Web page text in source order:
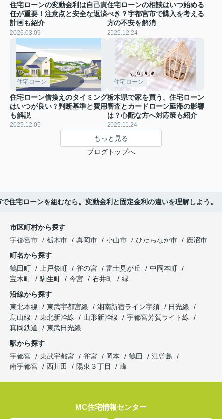
住宅ローンの変動金利は自己責
任が重要！注意点と安全な返済
計画も紹介
2026.03.09
住宅ローンの相談はいつ始める
べき？宇都宮市で購入を考える
方の不安を解消
2025.12.24
住宅ローン
住宅ローン借換えのタイミング
はいつが良い？判断基準と費用
も解説
2025.12.05
住宅ローン
栃木県で家を買う。住宅ローン
審査とカードローン延滞の影響
は？心配な方へ対応策も紹介
2025.11.24
もっと見る
ブログトップへ
住宅ローンを組むなら。変動金利と固定金利の違いを理解しよう。
市区町村から探す
宇都宮市
栃木市 真岡市 小山市 ひたちなか市
鹿沼市
町名から探す
鶴田町
上戸祭町 雀の宮 富士見が丘
中岡本町
宝木町
駒生町 今宮 石井町
緑
沿線から探す
東北本線
東武宇都宮線 湘南新宿ライン宇須
日光線
烏山線
東北新幹線 山形新幹線
宇都宮芳賀ライト線
真岡鉄道
東武日光線
駅から探す
宇都宮
東武宇都宮 雀宮 岡本 鶴田
江曽島
南宇都宮
西川田 陽東３丁目 峰
MC住宅情報センター